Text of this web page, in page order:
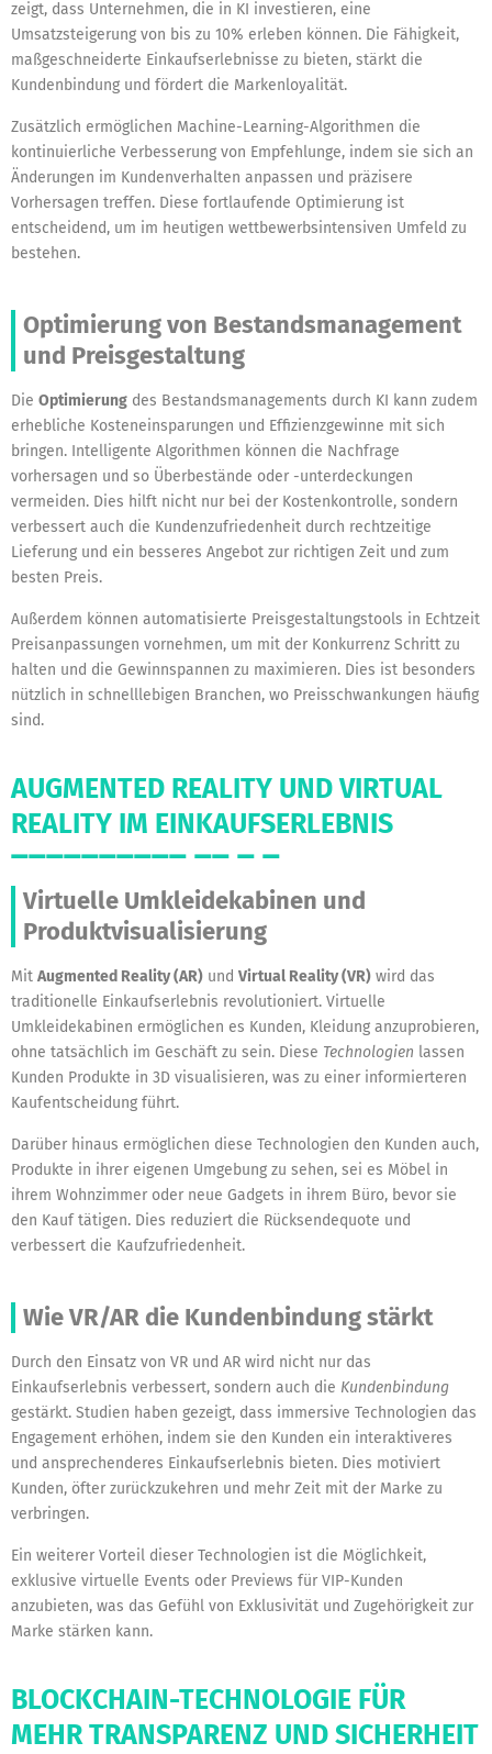
zeigt, dass Unternehmen, die in KI investieren, eine
Umsatzsteigerung von bis zu 10% erleben können. Die Fähigkeit,
maßgeschneiderte Einkaufserlebnisse zu bieten, stärkt die
Kundenbindung und fördert die Markenloyalität.
Zusätzlich ermöglichen Machine-Learning-Algorithmen die
kontinuierliche Verbesserung von Empfehlunge, indem sie sich an
Änderungen im Kundenverhalten anpassen und präzisere
Vorhersagen treffen. Diese fortlaufende Optimierung ist
entscheidend, um im heutigen wettbewerbsintensiven Umfeld zu
bestehen.
Optimierung von Bestandsmanagement
und Preisgestaltung
Die Optimierung des Bestandsmanagements durch KI kann zudem
erhebliche Kosteneinsparungen und Effizienzgewinne mit sich
bringen. Intelligente Algorithmen können die Nachfrage
vorhersagen und so Überbestände oder -unterdeckungen
vermeiden. Dies hilft nicht nur bei der Kostenkontrolle, sondern
verbessert auch die Kundenzufriedenheit durch rechtzeitige
Lieferung und ein besseres Angebot zur richtigen Zeit und zum
besten Preis.
Außerdem können automatisierte Preisgestaltungstools in Echtzeit
Preisanpassungen vornehmen, um mit der Konkurrenz Schritt zu
halten und die Gewinnspannen zu maximieren. Dies ist besonders
nützlich in schnelllebigen Branchen, wo Preisschwankungen häufig
sind.
AUGMENTED REALITY UND VIRTUAL
REALITY IM EINKAUFSERLEBNIS
Virtuelle Umkleidekabinen und
Produktvisualisierung
Mit Augmented Reality (AR) und Virtual Reality (VR) wird das
traditionelle Einkaufserlebnis revolutioniert. Virtuelle
Umkleidekabinen ermöglichen es Kunden, Kleidung anzuprobieren,
ohne tatsächlich im Geschäft zu sein. Diese Technologien lassen
Kunden Produkte in 3D visualisieren, was zu einer informierteren
Kaufentscheidung führt.
Darüber hinaus ermöglichen diese Technologien den Kunden auch,
Produkte in ihrer eigenen Umgebung zu sehen, sei es Möbel in
ihrem Wohnzimmer oder neue Gadgets in ihrem Büro, bevor sie
den Kauf tätigen. Dies reduziert die Rücksendequote und
verbessert die Kaufzufriedenheit.
Wie VR/AR die Kundenbindung stärkt
Durch den Einsatz von VR und AR wird nicht nur das
Einkaufserlebnis verbessert, sondern auch die Kundenbindung
gestärkt. Studien haben gezeigt, dass immersive Technologien das
Engagement erhöhen, indem sie den Kunden ein interaktiveres
und ansprechenderes Einkaufserlebnis bieten. Dies motiviert
Kunden, öfter zurückzukehren und mehr Zeit mit der Marke zu
verbringen.
Ein weiterer Vorteil dieser Technologien ist die Möglichkeit,
exklusive virtuelle Events oder Previews für VIP-Kunden
anzubieten, was das Gefühl von Exklusivität und Zugehörigkeit zur
Marke stärken kann.
BLOCKCHAIN-TECHNOLOGIE FÜR
MEHR TRANSPARENZ UND SICHERHEIT